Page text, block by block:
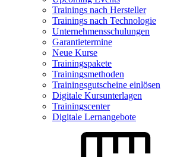
Trainings nach Hersteller
Trainings nach Technologie
Unternehmensschulungen
Garantietermine
Neue Kurse
Trainingspakete
Trainingsmethoden
Trainingsgutscheine einlösen
Digitale Kursunterlagen
Trainingscenter
Digitale Lernangebote